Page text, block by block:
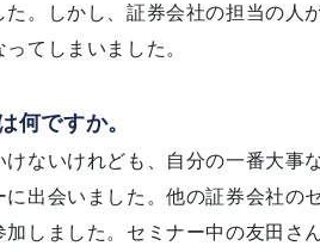
。しかし、証券会社の担当の人
てしまいました。
何ですか。
ないけれども、自分の一番大事
出会いました。他の証券会社の
加しました。セミナー中の友田さ